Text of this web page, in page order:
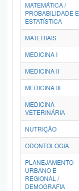
MATEMÁTICA /
PROBABILIDADE E
ESTATÍSTICA
MATERIAIS
MEDICINA I
MEDICINA II
MEDICINA III
MEDICINA
VETERINÁRIA
NUTRIÇÃO
ODONTOLOGIA
PLANEJAMENTO
URBANO E
REGIONAL /
DEMOGRAFIA